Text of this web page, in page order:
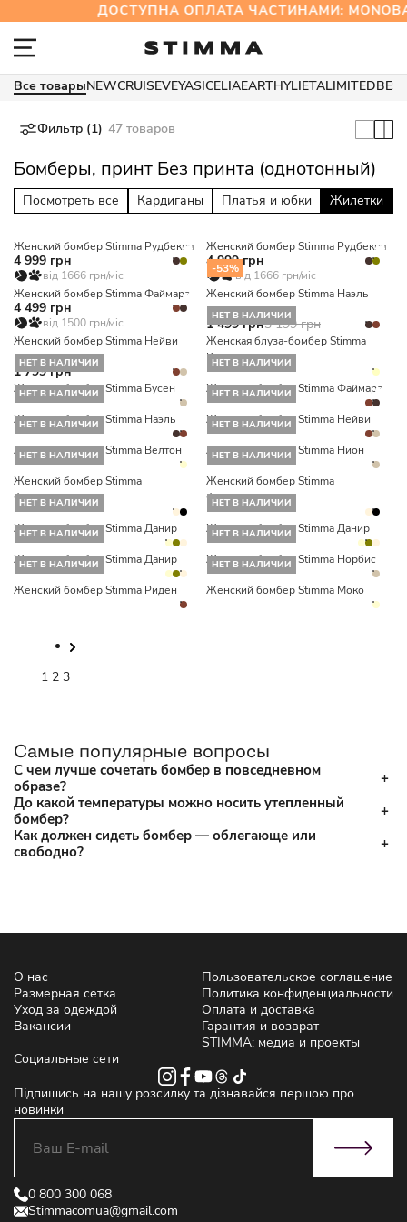
ДОСТУПНА ОПЛАТА ЧАСТИНАМИ:
Все товарыNEWCRUISEVEYASICELIAEARTHYLIETALIMITED
Фильтр (1) 47 товаров
Бомберы, принт Без принта (однотонный)
Посмотреть все Кардиганы Платья и юбки Жилетки
Женский бомбер Stimma Рудбекия
4 999 грн
від 1666 грн/міс
Женский бомбер Stimma Рудбекия
4 999 грн
від 1666 грн/міс
Женский бомбер Stimma Файмара
4 499 грн
від 1500 грн/міс
-53%
Женский бомбер Stimma Наэль
1 499 грн3 199 грн
Женский бомбер Stimma Нейви
1 799 грн
НЕТ В НАЛИЧИИ
Женская блуза-бомбер Stimma
Кордели
НЕТ В НАЛИЧИИ
Женский бомбер Stimma Бусен
НЕТ В НАЛИЧИИ
Женский бомбер Stimma Файмара
НЕТ В НАЛИЧИИ
Женский бомбер Stimma Наэль
НЕТ В НАЛИЧИИ
Женский бомбер Stimma Нейви
НЕТ В НАЛИЧИИ
Женский бомбер Stimma Велтон
НЕТ В НАЛИЧИИ
Женский бомбер Stimma Нион
НЕТ В НАЛИЧИИ
Женский бомбер Stimma
Флорантин
НЕТ В НАЛИЧИИ
Женский бомбер Stimma
Флорантин
НЕТ В НАЛИЧИИ
Женский бомбер Stimma Данир
НЕТ В НАЛИЧИИ
Женский бомбер Stimma Данир
НЕТ В НАЛИЧИИ
Женский бомбер Stimma Данир
НЕТ В НАЛИЧИИ
Женский бомбер Stimma Норбис
НЕТ В НАЛИЧИИ
Женский бомбер Stimma Риден
НЕТ В НАЛИЧИИ
Женский бомбер Stimma Моко
1 2 3
Самые популярные вопросы
С чем лучше сочетать бомбер в повседневном
образе?
До какой температуры можно носить утепленный
бомбер?
Как должен сидеть бомбер — облегающе или
свободно?
О нас
Размерная сетка
Уход за одеждой
Вакансии
Пользовательское соглашение
Политика конфиденциальности
Оплата и доставка
Гарантия и возврат
STIMMA: медиа и проекты
Социальные сети
Підпишись на нашу розсилку та дізнавайся першою про
новинки
0 800 300 068
Stimmacomua@gmail.com